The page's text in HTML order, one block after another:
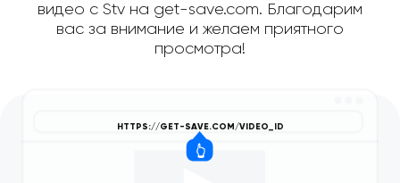
видео с Stv на get-save.com. Благодарим
вас за внимание и желаем приятного
просмотра!